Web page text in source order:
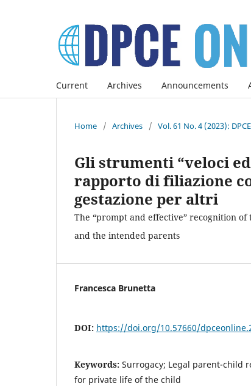
Current Archives Announcements
Home / Archives / Vol. 61 No. 4 (2023):
Gli strumenti “veloci
rapporto di filiazione
gestazione per altri
The “prompt and effective” recognition
and the intended parents
Francesca Brunetta
DOI: https://doi.org/10.57660/
Keywords: Surrogacy; Legal parent-child
for private life of the child